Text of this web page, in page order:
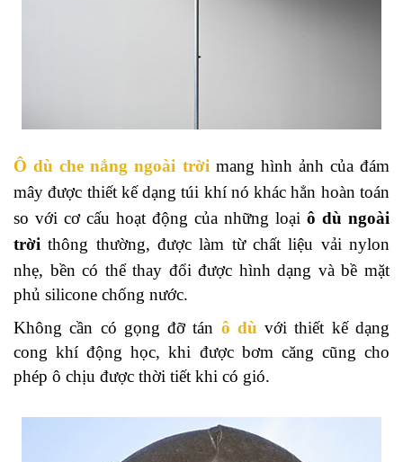
Ô dù che nắng ngoài trời mang hình ảnh của đám
mây được thiết kế dạng túi khí nó khác hẳn hoàn toán
so với cơ cấu hoạt động của những loại ô dù ngoài
trời thông thường, được làm từ chất liệu vải nylon
nhẹ, bền có thể thay đổi được hình dạng và bề mặt
phủ silicone chống nước.
Không cần có gọng đỡ tán ô dù với thiết kế dạng
cong khí động học, khi được bơm căng cũng cho
phép ô chịu được thời tiết khi có gió.